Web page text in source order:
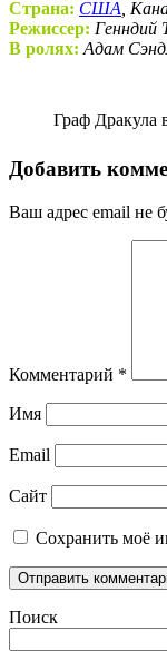
Страна: США ,
Режиссер: Генндий
В ролях: Адам
Граф
Добавить
Ваш адрес email не
Комментарий *
Имя
Email
Сайт
Сохранить моё
Поиск